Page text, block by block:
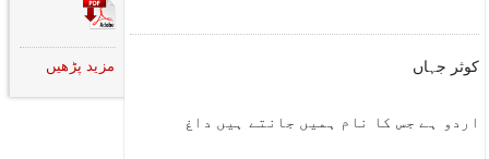
کوثر جہاں
اردو ہے جس کا نام ہمیں جانتے ہیں داغ
مزید پڑھیں